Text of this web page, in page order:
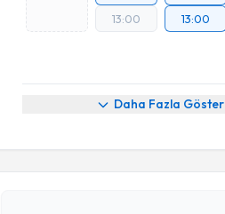
13:00
13:00
Daha Fazla Göster